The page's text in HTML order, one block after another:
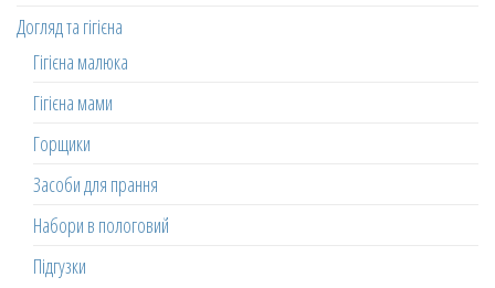
Догляд та гігієна
Гігієна малюка
Гігієна мами
Горщики
Засоби для прання
Набори в пологовий
Підгузки